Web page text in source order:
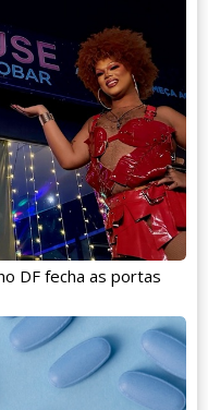
DF fecha as portas